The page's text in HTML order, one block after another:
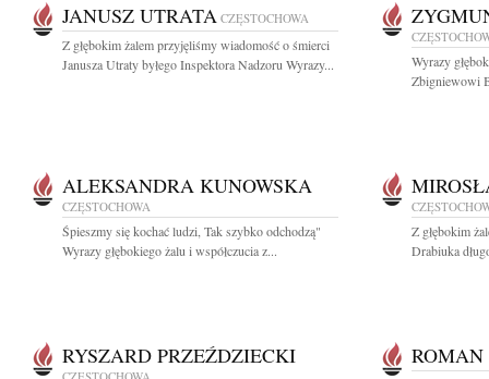
JANUSZ UTRATA CZĘSTOCHOWA
Z głębokim żalem przyjęliśmy wiadomość o śmierci
Janusza Utraty byłego Inspektora Nadzoru Wyrazy...
Wyrazy
Zbigniewowi
ALEKSANDRA KUNOWSKA
CZĘSTOCHOWA
Śpieszmy się kochać ludzi, Tak szybko odchodzą"
Wyrazy głębokiego żalu i współczucia z...
Z głębokim
Drabiuka
RYSZARD PRZEŹDZIECKI